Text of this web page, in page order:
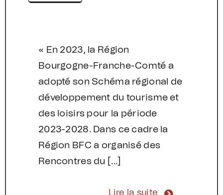
« En 2023, la Région
Bourgogne-Franche-Comté a
adopté son Schéma régional de
développement du tourisme et
des loisirs pour la période
2023-2028. Dans ce cadre la
Région BFC a organisé des
Rencontres du [...]